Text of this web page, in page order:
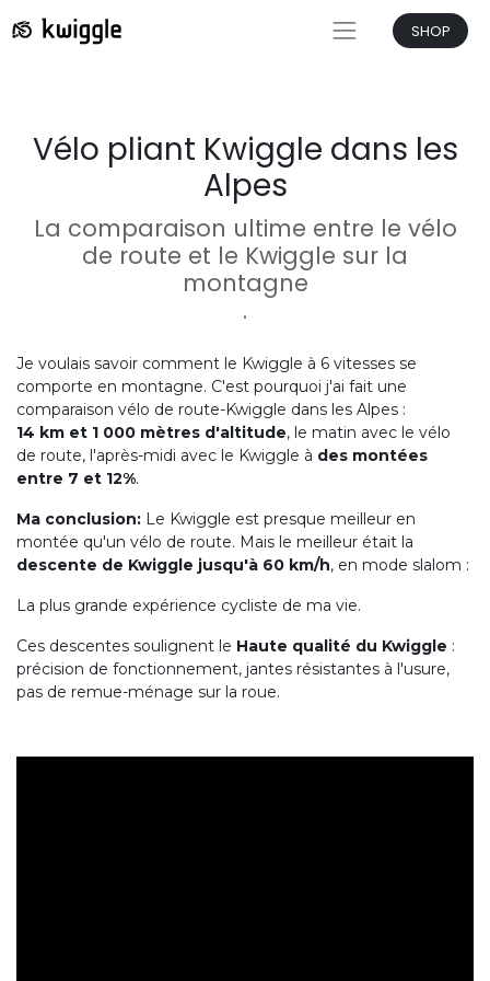
SHOP
Vélo pliant Kwiggle dans les
Alpes
La comparaison ultime entre le vélo
de route et le Kwiggle sur la
montagne
.
Je voulais savoir comment le Kwiggle à 6 vitesses se
comporte en montagne. C'est pourquoi j'ai fait une
comparaison vélo de route-Kwiggle dans les Alpes :
14 km et 1 000 mètres d'altitude, le matin avec le vélo
de route, l'après-midi avec le Kwiggle à des montées
entre 7 et 12%.
Ma conclusion: Le Kwiggle est presque meilleur en
montée qu'un vélo de route. Mais le meilleur était la
descente de Kwiggle jusqu'à 60 km/h, en mode slalom :
La plus grande expérience cycliste de ma vie.
Ces descentes soulignent le Haute qualité du Kwiggle :
précision de fonctionnement, jantes résistantes à l'usure,
pas de remue-ménage sur la roue.